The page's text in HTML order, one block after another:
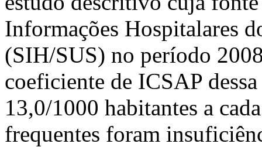
Informações Hospitalares
(SIH/SUS) no período
coeficiente de ICSAP
13,0/1000 habitantes a
frequentes foram